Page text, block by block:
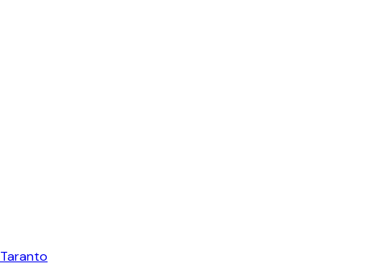
Taranto